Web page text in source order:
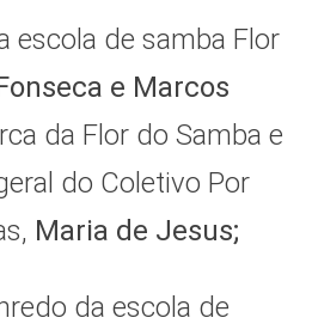
escola de samba Flor
e Marcos
da Flor do Samba e
do Coletivo Por
Maria de Jesus;
da escola de